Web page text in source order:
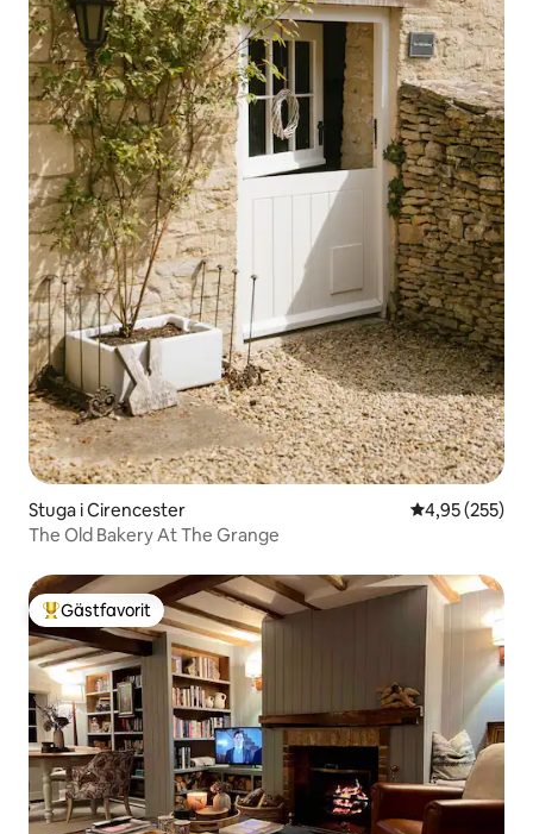
Stuga i Cirencester 4,95 av 5 i
4,95 (255)
The Old Bakery At The Grange
Populär gästfavorit
Gästfavorit